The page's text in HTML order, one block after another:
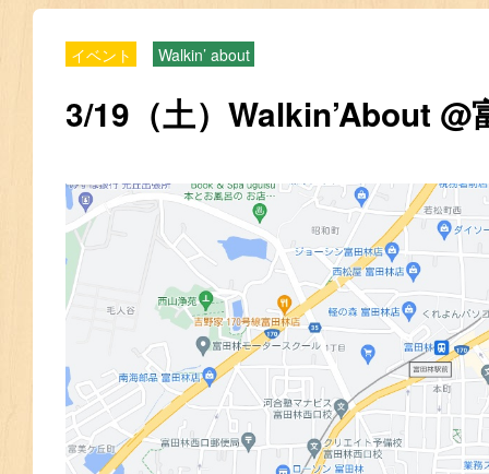
イベント Walkin’ about
3/19（土）Walkin’About @